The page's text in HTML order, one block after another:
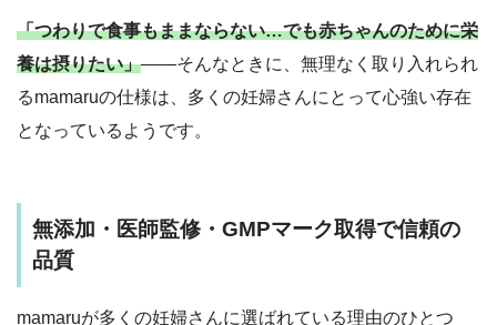
「つわりで食事もままならない…でも赤ちゃんのために栄
養は摂りたい」――そんなときに、無理なく取り入れられ
るmamaruの仕様は、多くの妊婦さんにとって心強い存在
となっているようです。
無添加・医師監修・GMPマーク取得で信頼の
品質
mamaruが多くの妊婦さんに選ばれている理由のひとつ